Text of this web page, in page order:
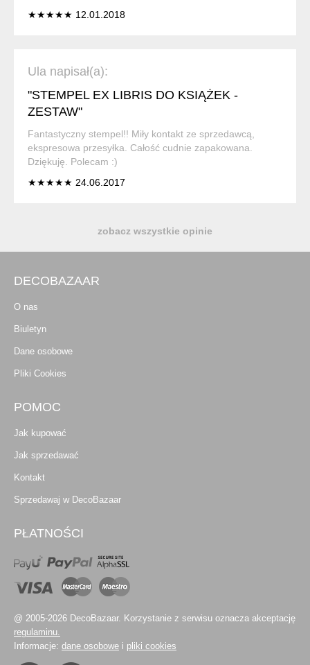
★★★★★ 12.01.2018
Ula napisał(a):
"STEMPEL EX LIBRIS DO KSIĄŻEK -
ZESTAW"
Fantastyczny stempel!! Miły kontakt ze sprzedawcą,
ekspresowa przesyłka. Całość cudnie zapakowana.
Dziękuję. Polecam :)
★★★★★ 24.06.2017
zobacz wszystkie opinie
DECOBAZAAR
O nas
Biuletyn
Dane osobowe
Pliki Cookies
POMOC
Jak kupować
Jak sprzedawać
Kontakt
Sprzedawaj w DecoBazaar
PŁATNOŚCI
@ 2005-2026 DecoBazaar. Korzystanie z serwisu oznacza akceptację
regulaminu.
Informacje: dane osobowe i pliki cookies